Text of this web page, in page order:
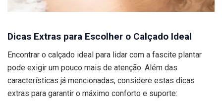
Dicas Extras para Escolher o Calçado Ideal
Encontrar o calçado ideal para lidar com a fascite plantar
pode exigir um pouco mais de atenção. Além das
características já mencionadas, considere estas dicas
extras para garantir o máximo conforto e suporte: